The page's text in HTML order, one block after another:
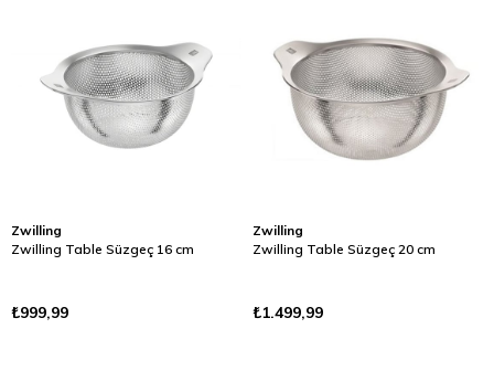
Zwilling
Zwilling Table Süzgeç 16 cm
₺999,99
Zwilling
Zwilling Table Süzgeç 20 cm
₺1.499,99